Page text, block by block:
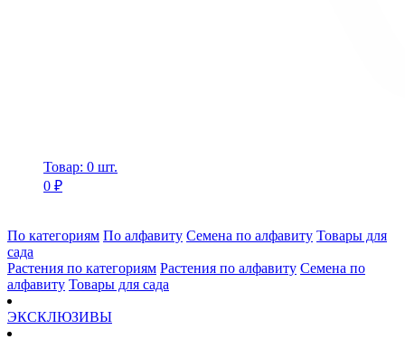
Товар: 0 шт.
0 ₽
По категориям По алфавиту Семена по алфавиту Товары для
сада
Растения по категориям Растения по алфавиту Семена по
алфавиту Товары для сада
ЭКСКЛЮЗИВЫ